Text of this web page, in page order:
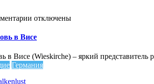
к
Паломническая
в
Висе
отключены
в Висе
в Висе (Wieskirche) – яркий
Германия